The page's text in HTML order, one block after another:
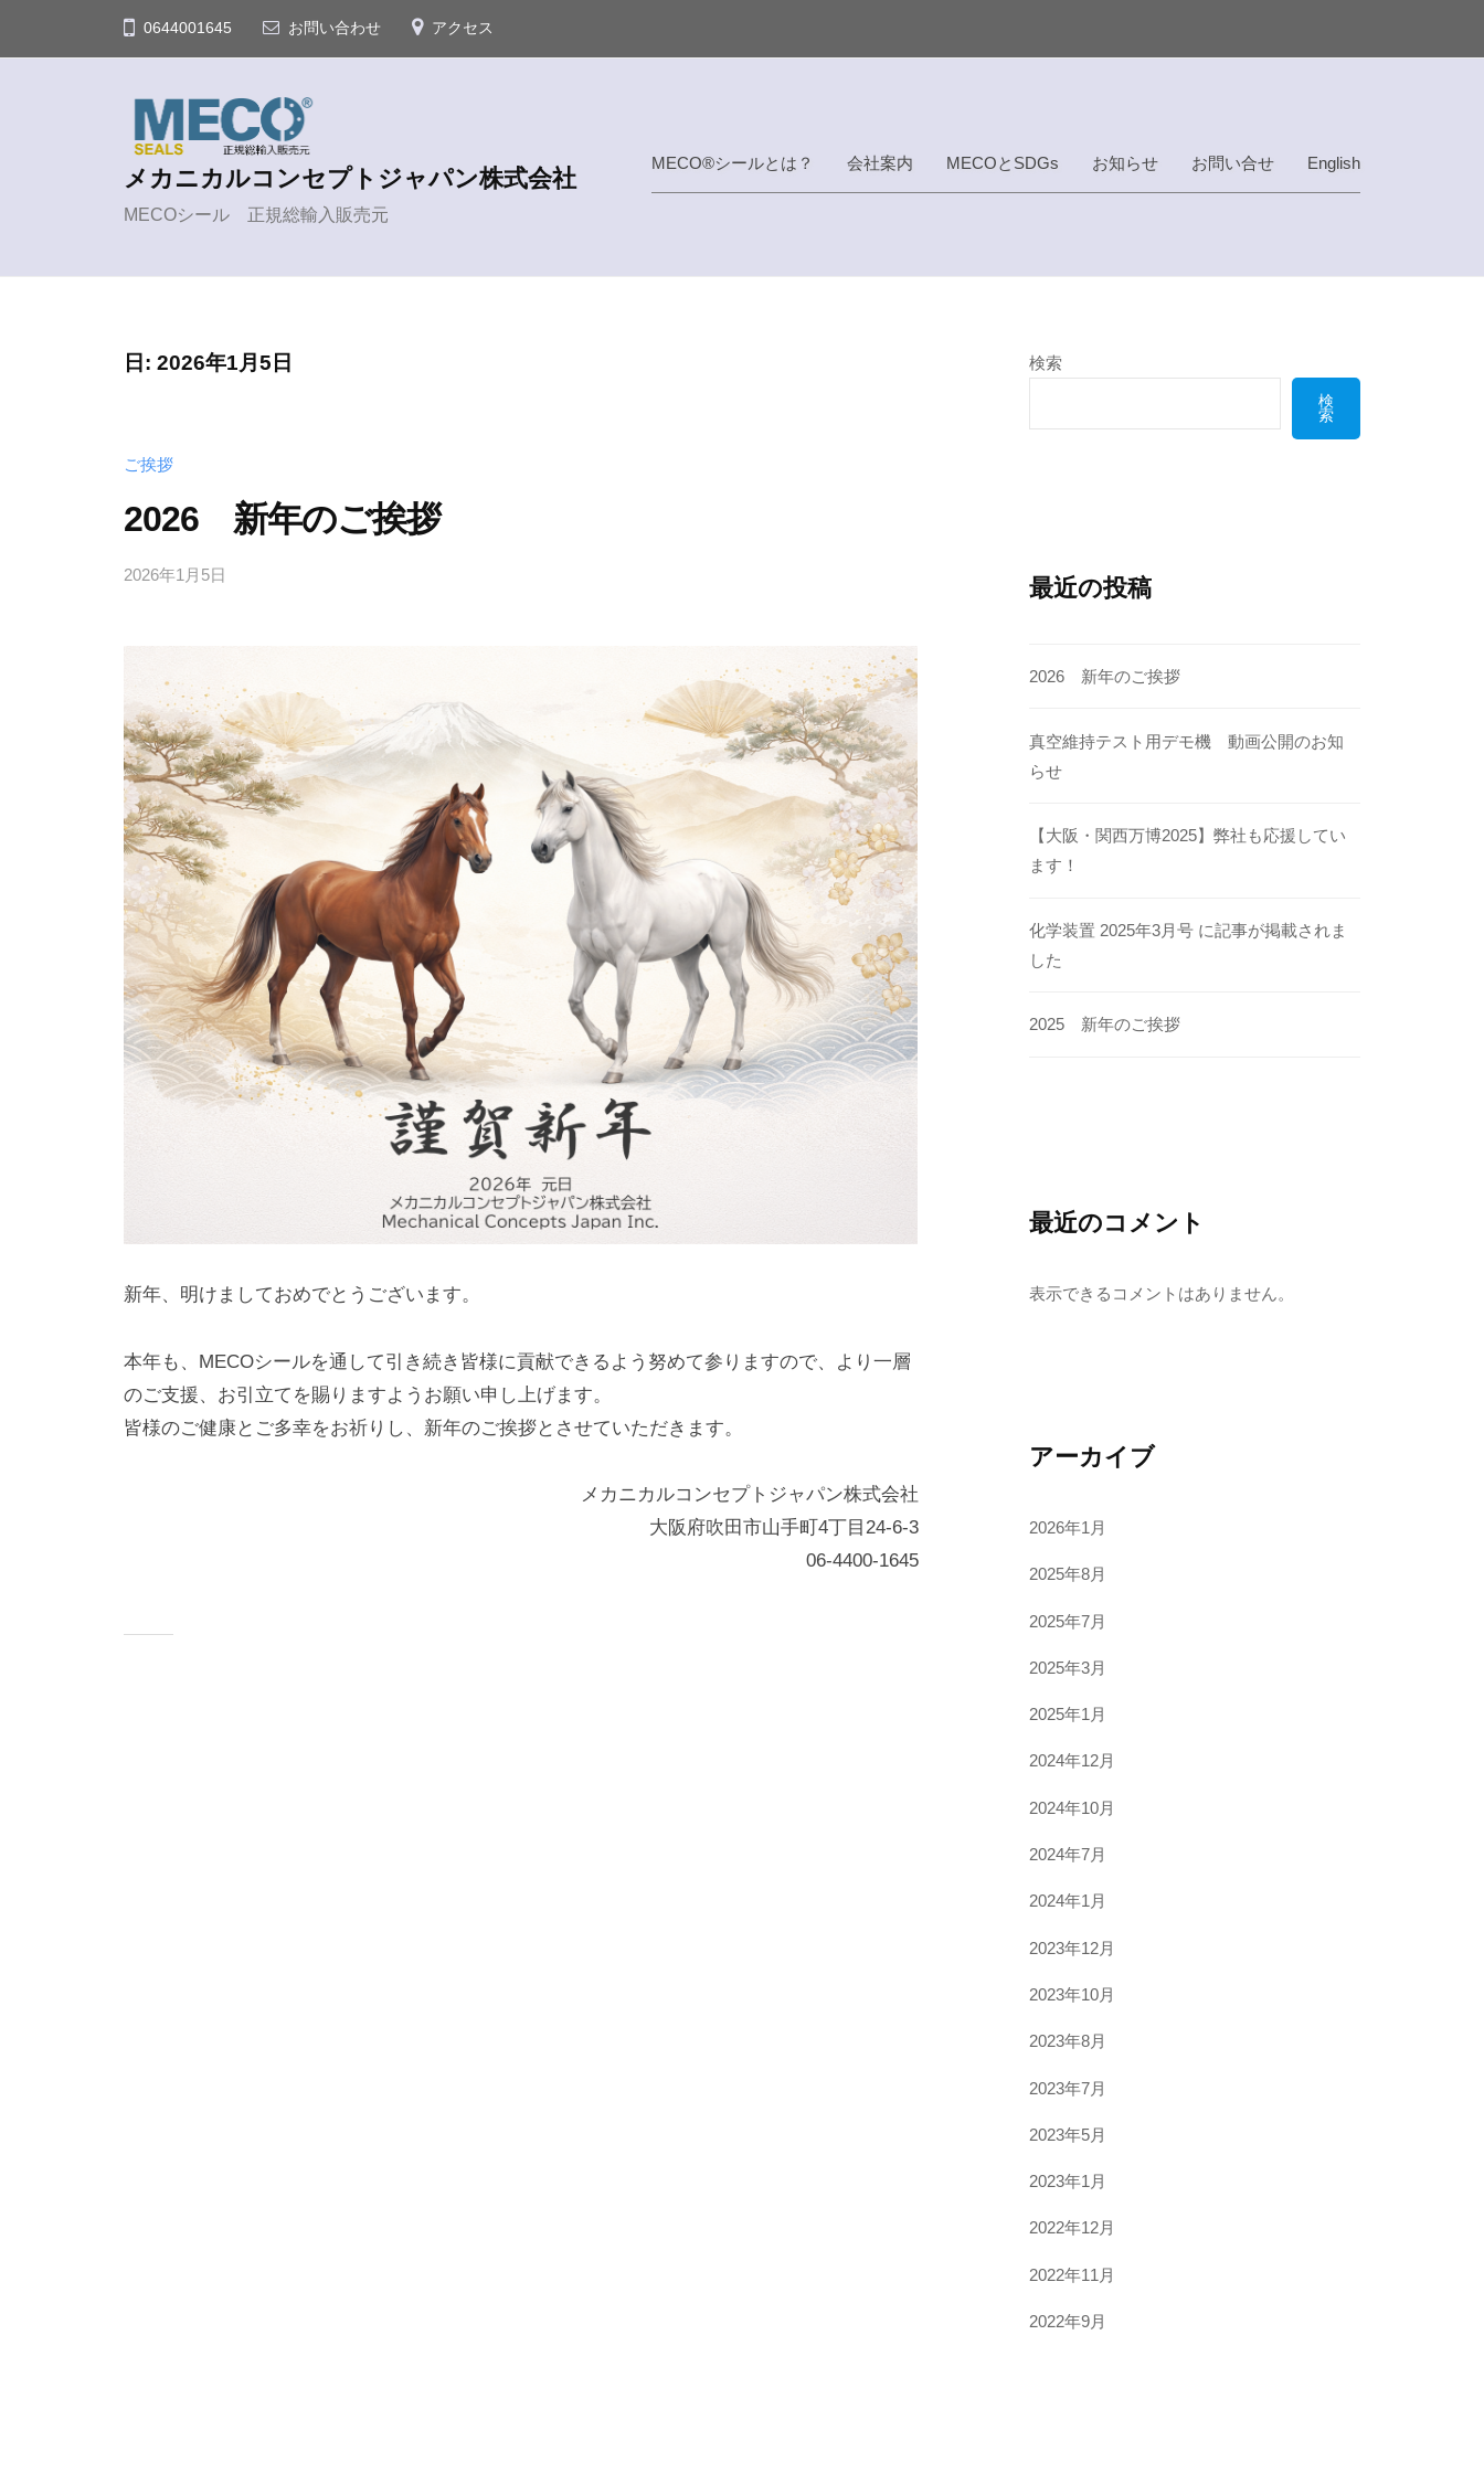
ッ
0644001645 お問い合わせ アクセス
メカニカルコンセプトジャパン株式会社
MECOシール 正規総輸入販売元
MECO®シールとは？ 会社案内 MECOとSDGs お知らせ お問い合せ English
日: 2026年1月5日
ご挨拶
2026 新年のご挨拶
2026年1月5日
m
p
e
i
F
u
k
a
新年、明けましておめでとうございます。
本年も、MECOシールを通して引き続き皆様に貢献できるよう努めて参りますので、より一層
のご支援、お引立てを賜りますようお願い申し上げます。
皆様のご健康とご多幸をお祈りし、新年のご挨拶とさせていただきます。
メカニカルコンセプトジャパン株式会社
大阪府吹田市山手町4丁目24-6-3
06-4400-1645
検索
検
索
最近の投稿
2026 新年のご挨拶
真空維持テスト用デモ機 動画公開のお知
らせ
【大阪・関西万博2025】弊社も応援してい
ます！
化学装置 2025年3月号 に記事が掲載されま
した
2025 新年のご挨拶
最近のコメント
表示できるコメントはありません。
アーカイブ
2026年1月
2025年8月
2025年7月
2025年3月
2025年1月
2024年12月
2024年10月
2024年7月
2024年1月
2023年12月
2023年10月
2023年8月
2023年7月
2023年5月
2023年1月
2022年12月
2022年11月
2022年9月